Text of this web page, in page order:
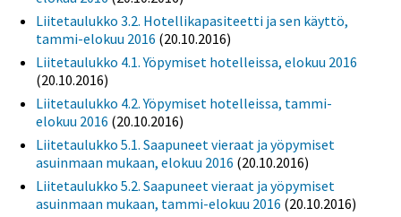
Liitetaulukko 3.2. Hotellikapasiteetti ja sen käyttö,
tammi-elokuu 2016 (20.10.2016)
Liitetaulukko 4.1. Yöpymiset hotelleissa, elokuu 2016
(20.10.2016)
Liitetaulukko 4.2. Yöpymiset hotelleissa, tammi-
elokuu 2016 (20.10.2016)
Liitetaulukko 5.1. Saapuneet vieraat ja yöpymiset
asuinmaan mukaan, elokuu 2016 (20.10.2016)
Liitetaulukko 5.2. Saapuneet vieraat ja yöpymiset
asuinmaan mukaan, tammi-elokuu 2016 (20.10.2016)